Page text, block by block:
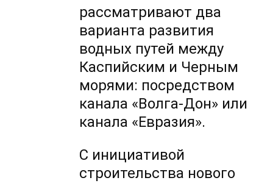
рассматривают два
варианта развития
водных путей между
Каспийским и Черным
морями: посредством
канала «Волга-Дон» или
канала «Евразия».
С инициативой
строительства нового